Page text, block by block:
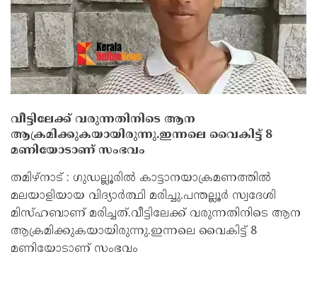
വീട്ടിലേക്ക് വരുന്നതിനിടെ ആന
ആക്രമിക്കുകയായിരുന്നു.ഇന്നലെ വൈകിട്ട് 8
മണിയോടാണ് സംഭവം
തമിഴ്‌നാട് : ഗുഡല്ലൂരിൽ കാട്ടാനയാക്രമണത്തിൽ
മലയാളിയായ വിദ്യാർത്ഥി മരിച്ചു.പന്തല്ലൂർ സ്വദേശി
മിസ്ഹബാണ് മരിച്ചത്.വീട്ടിലേക്ക് വരുന്നതിനിടെ ആന
ആക്രമിക്കുകയായിരുന്നു.ഇന്നലെ വൈകിട്ട് 8
മണിയോടാണ് സംഭവം